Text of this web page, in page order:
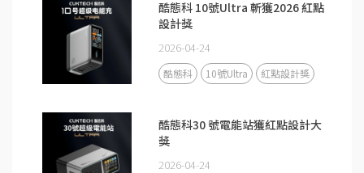
酷態科 10號Ultra 斬獲2026 紅點
設計獎
2026-04-24
酷態科 10號Ultra 紅點設計獎
酷態科30 號電能站獲紅點設計大
獎
2026-04-24